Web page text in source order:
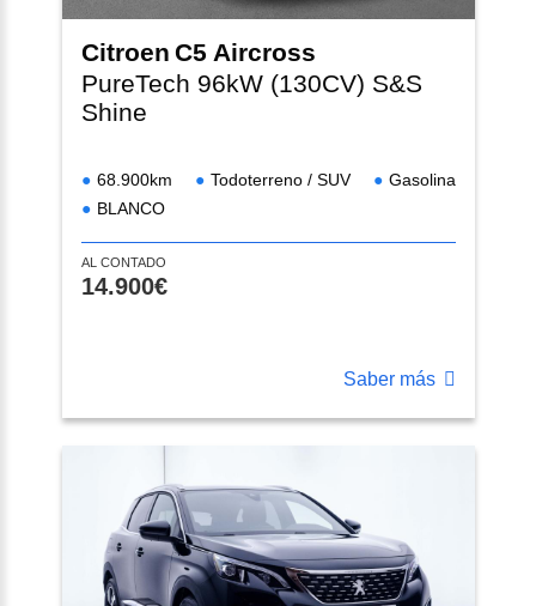
Citroen C5 Aircross
PureTech 96kW (130CV) S&S
Shine
68.900km Todoterreno / SUV
Gasolina
BLANCO
AL CONTADO
14.900€
Saber más